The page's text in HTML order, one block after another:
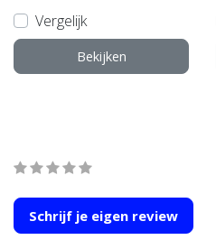
Vergelijk
Bekijken
Schrijf je eigen review